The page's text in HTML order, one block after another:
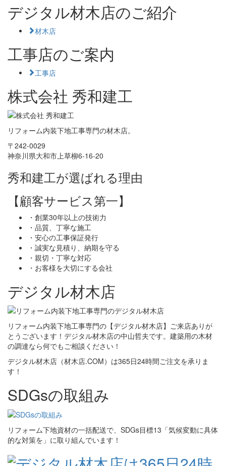
デジタル材木店のご紹介
材木店
工事店のご案内
工事店
株式会社 秀和建工
リフォーム内装下地工事専門の材木店。
〒242-0029
神奈川県大和市上草柳6-16-20
秀和建工が選ばれる理由
【顧客サービス第一】
・創業30年以上の技術力
・品質、丁寧な施工
・安心の工事保証発行
・誠実な見積り、納期を守る
・親切・丁寧な対応
・お客様を大切にする会社
デジタル材木店
リフォーム内装下地工事専門の【デジタル材木店】ご来店ありが
とうございます！デジタル材木店の中山哲夫です。建築用の木材
の調達なら何でもご相談ください！
デジタル材木店（材木店.COM）は365日24時間ご注文を承りま
す！
SDGsの取組み
リフォーム下地資材の一括配送で、SDGs目標13「気候変動に具体
的な対策を」に取り組んでいます！